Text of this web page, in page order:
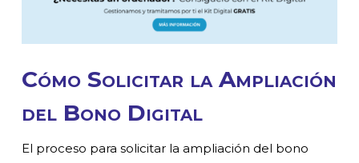
Cómo Solicitar la Ampliación
del Bono Digital
El proceso para solicitar la ampliación del bono